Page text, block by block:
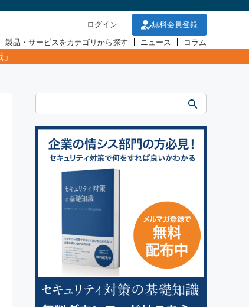
ログイン
無料会員登録
製品・サービスをカテゴリから探す
ニュース コラム